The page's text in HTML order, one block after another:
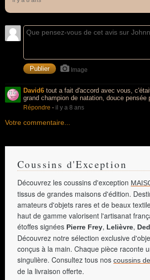
Image
David6 tout a fait d'accord avec vous,
grand champion de natation, douce pensée
Répondre - il y a 8 ans
Votre commentaire...
Coussins d'Exception
Découvrez les coussins d'exception
tissus de grandes maisons d'édition.
amateurs d'objets rares et de beaux
haut de gamme valorisent l'artisanat
étoffes signées Pierre Frey, Lelièvre,
Découvrez notre sélection exclusive
conçus à la main. Chaque pièce raconte
singulière. Consultez tous nos coussins
de la livraison offerte.